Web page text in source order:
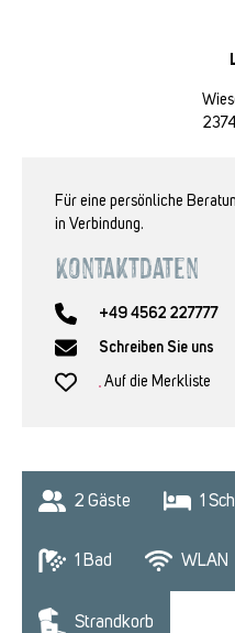
Für eine persönliche
in Verbindung.
Kontaktdaten
+49 4562 227777
Schreiben Sie uns
Auf die Merkliste
2 Gäste 1
1 Bad WLAN
Strandkorb